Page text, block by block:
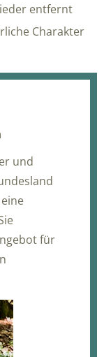
entfernt
Charakter
und
für